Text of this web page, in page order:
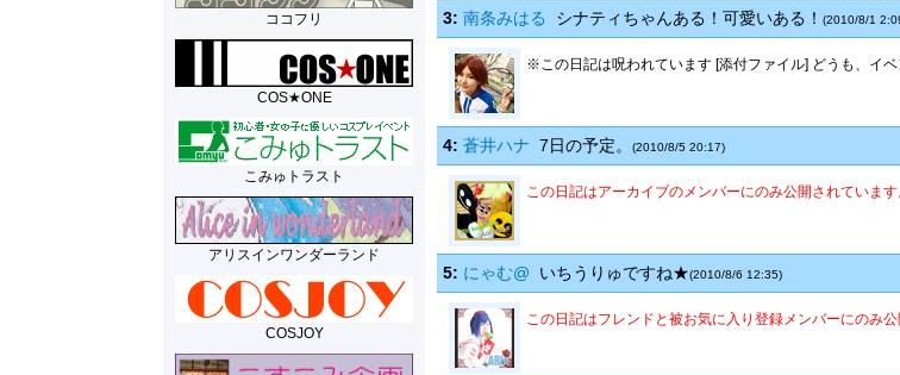
ココフリ
COS★ONE
こみゅトラスト
アリスインワンダーランド
COSJOY
3: 南条みはる シナティちゃんある！可愛いある！ (2010/8/1
※この日記は呪われています [添付ファイル] どうも、イ
4: 蒼井ハナ 7日の予定。 (2010/8/5 20:17)
この日記はアーカイブのメンバーにのみ公開されています
5: にゃむ@ いちうりゅですね★(2010/8/6 12:35)
この日記はフレンドと被お気に入り登録メンバーにのみ公